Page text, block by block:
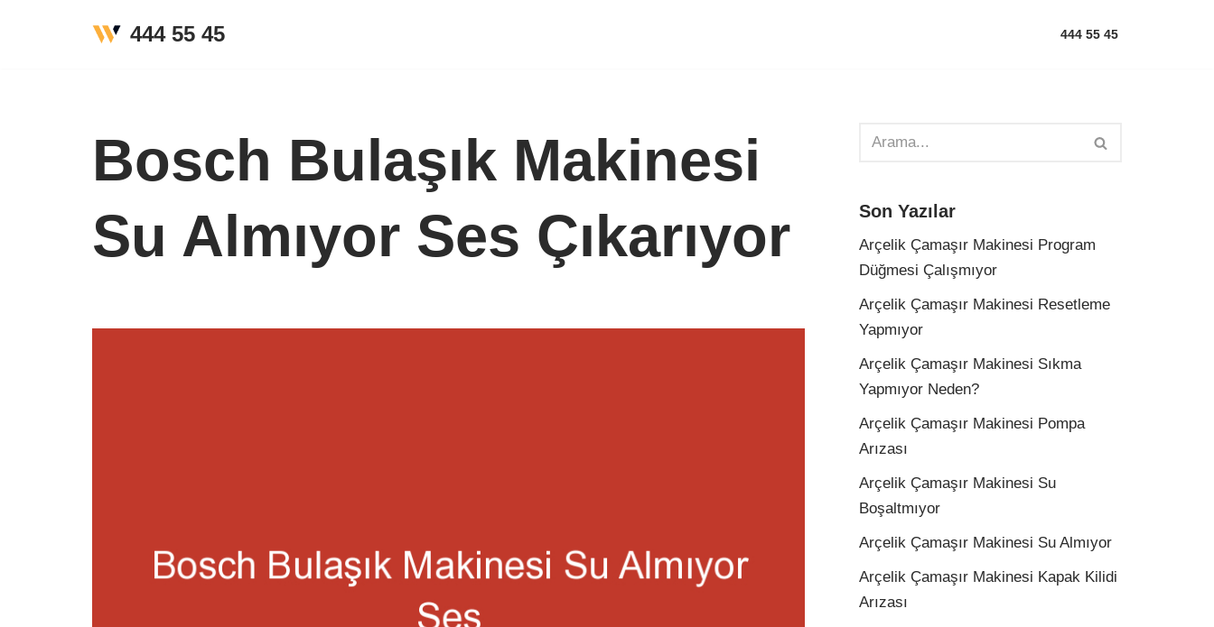
444 55 45 444 55 45
Bosch Bulaşık Makinesi
Su Almıyor Ses Çıkarıyor
Son Yazılar
Arçelik Çamaşır Makinesi Program
Düğmesi Çalışmıyor
Arçelik Çamaşır Makinesi Resetleme
Yapmıyor
Arçelik Çamaşır Makinesi Sıkma
Yapmıyor Neden?
Arçelik Çamaşır Makinesi Pompa
Arızası
Arçelik Çamaşır Makinesi Su
Boşaltmıyor
Arçelik Çamaşır Makinesi Su Almıyor
Arçelik Çamaşır Makinesi Kapak Kilidi
Arızası